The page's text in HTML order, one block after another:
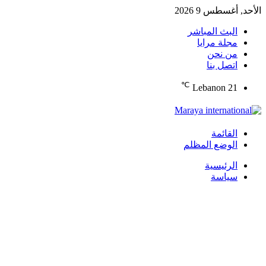
الأحد, أغسطس 9 2026
البث المباشر
مجلة مرايا
من نحن
اتصل بنا
Lebanon 21
℃
القائمة
الوضع المظلم
الرئيسية
سياسة